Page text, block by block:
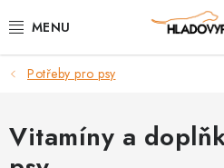
na
POTŘEBY PRO PSY
TAMI PŘEPRAVNÍ BOXY
Potřeby pro psy
Vitamíny a